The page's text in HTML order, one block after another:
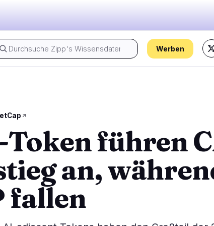
Werben
12
3
1
Regierung
Recht
1
Steuer 0
Durchsetzung
Exploits
Warnungen
führen
an,
fallen